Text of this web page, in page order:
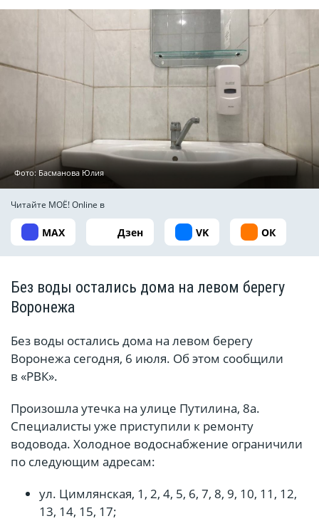
Фото: Басманова Юлия
Читайте МОЁ! Online в
MAX Дзен VK ОК
Без воды остались дома на левом берегу
Воронежа
Без воды остались дома на левом берегу
Воронежа сегодня, 6 июля. Об этом сообщили
в «РВК».
Произошла утечка на улице Путилина, 8а.
Специалисты уже приступили к ремонту
водовода. Холодное водоснабжение ограничили
по следующим адресам:
ул. Цимлянская, 1, 2, 4, 5, 6, 7, 8, 9, 10, 11, 12,
13, 14, 15, 17;